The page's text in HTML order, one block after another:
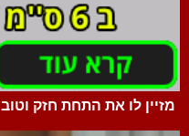
מזיין לו את התחת חזק וטוב